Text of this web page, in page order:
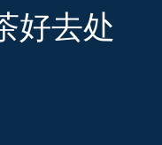
好去处